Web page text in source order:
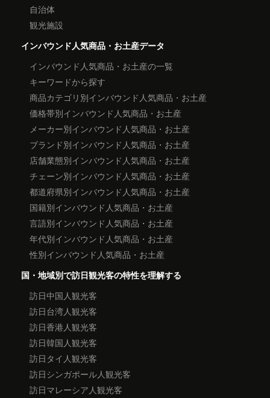
自治体
観光施設
インバウンド人気商品・お土産データ
インバウンド人気商品・お土産の一覧
キーワードから探す
商品カテゴリ別インバウンド人気商品・お土産
価格帯別インバウンド人気商品・お土産
メーカー別インバウンド人気商品・お土産
ブランド別インバウンド人気商品・お土産
店舗業態別インバウンド人気商品・お土産
チェーン別インバウンド人気商品・お土産
都道府県別インバウンド人気商品・お土産
国籍別インバウンド人気商品・お土産
言語別インバウンド人気商品・お土産
年代別インバウンド人気商品・お土産
性別インバウンド人気商品・お土産
国・地域別で訪日観光客の特性を理解する
訪日中国人観光客
訪日台湾人観光客
訪日香港人観光客
訪日韓国人観光客
訪日タイ人観光客
訪日シンガポール人観光客
訪日マレーシア人観光客